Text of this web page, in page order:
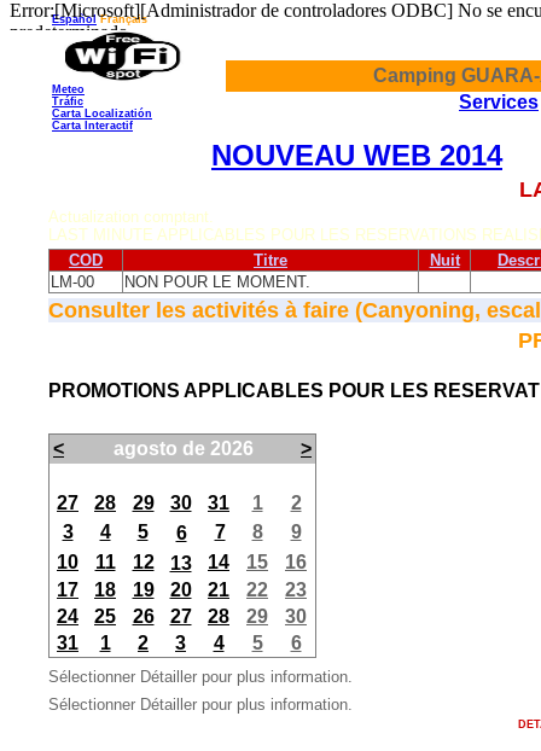
Español Français
Camping
Services
Meteo
Tráfic
Carta Localizatión
Carta Interactif
NOUVEAU WEB 2014
Actualization comptant.
LAST MINUTE APPLICABLES POUR LES RESERVATIONS
COD
Titre Nuit
LM-00
NON POUR LE MOMENT.
Consulter les activités à faire (Canyoning,
PROMOTIONS APPLICABLES POUR LES
<
agosto de 2026
>
27
28 29 30 31 1
2
3
4 5 6 7 8
9
10
11 12 13 14 15
16
17
18 19 20 21 22
23
24
25 26 27 28 29
30
31
1 2 3 4 5 6
Sélectionner Détailler pour plus information.
Sélectionner Détailler pour plus information.